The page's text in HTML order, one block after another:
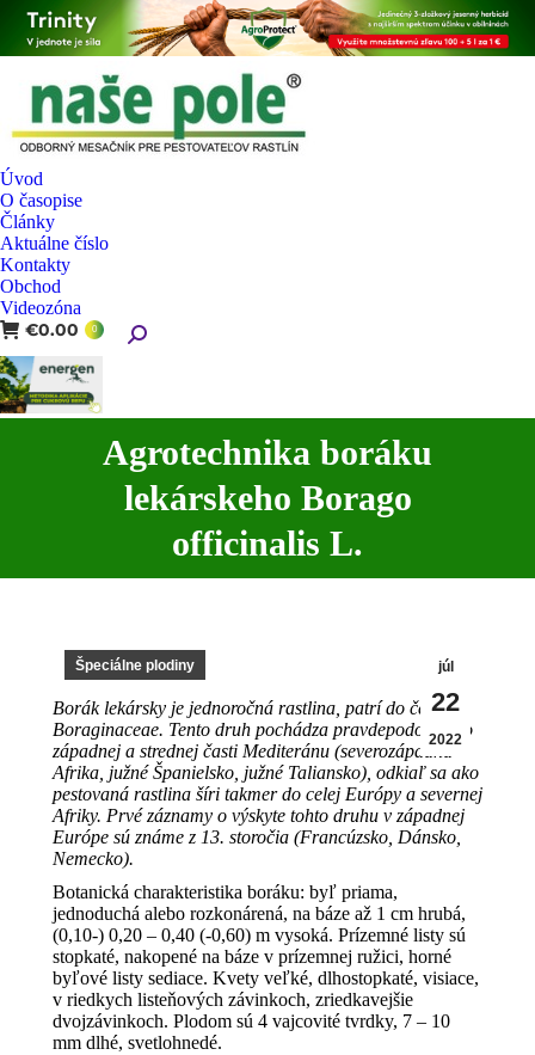
Úvod
O časopise
Články
Aktuálne číslo
Kontakty
Obchod
Videozóna
€0.00 0 Search:
Agrotechnika boráku
lekárskeho Borago
officinalis L.
You are here:
júl
22
2022
Špeciálne plodiny
Borák lekársky je jednoročná rastlina, patrí do čeľade
Boraginaceae. Tento druh pochádza pravdepodobne zo
západnej a strednej časti Mediteránu (severozápadná
Afrika, južné Španielsko, južné Taliansko), odkiaľ sa ako
pestovaná rastlina šíri takmer do celej Európy a severnej
Afriky. Prvé záznamy o výskyte tohto druhu v západnej
Európe sú známe z 13. storočia (Francúzsko, Dánsko,
Nemecko).
Botanická charakteristika boráku: byľ priama,
jednoduchá alebo rozkonárená, na báze až 1 cm hrubá,
(0,10-) 0,20 – 0,40 (-0,60) m vysoká. Prízemné listy sú
stopkaté, nakopené na báze v prízemnej ružici, horné
byľové listy sediace. Kvety veľké, dlhostopkaté, visiace,
v riedkych listeňových závinkoch, zriedkavejšie
dvojzávinkoch. Plodom sú 4 vajcovité tvrdky, 7 – 10
mm dlhé, svetlohnedé.